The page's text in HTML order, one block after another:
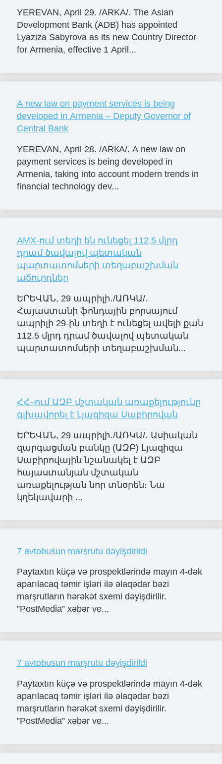
YEREVAN, April 29. /ARKA/. The Asian
Development Bank (ADB) has appointed
Lyaziza Sabyrova as its new Country Director
for Armenia, effective 1 April...
A new law on payment services is being
developed in Armenia – Deputy Governor of
Central Bank
YEREVAN, April 28. /ARКА/. A new law on
payment services is being developed in
Armenia, taking into account modern trends in
financial technology dev...
AMX-ում տեղի են ունեցել 112,5 մլրդ
դրամ ծավալով պետական
պարտատոմսերի տեղաբաշխման
աճուրդներ
ԵՐԵՎԱՆ, 29 ապրիլի․/ԱՌԿԱ/․
Հայաստանի ֆոնդային բորսայում
ապրիլի 29-ին տեղի է ունեցել ավելի քան
112.5 մլրդ դրամ ծավալով պետական
պարտատոմսերի տեղաբաշխման...
ՀՀ–ում ԱԶԲ մշտական առաքելությունը
գլխավորել է Լյազիզա Սաբիրովան
ԵՐԵՎԱՆ, 29 ապրիլի․/ԱՌԿԱ/․ Ասիական
զարգացման բանկը (ԱԶԲ) Լյազիզա
Սաբիրովային նշանակել է ԱԶԲ
հայաստանյան մշտական
առաքելության նոր տնօրեն։ Նա
կղեկավարի ...
7 avtobusun marşrutu dəyişdirildi
Paytaxtın küçə və prospektlərində mayın 4-dək
aparılacaq təmir işləri ilə əlaqədar bəzi
marşrutların hərəkət sxemi dəyişdirilir.
”PostMedia” xəbər ve...
7 avtobusun marşrutu dəyişdirildi
Paytaxtın küçə və prospektlərində mayın 4-dək
aparılacaq təmir işləri ilə əlaqədar bəzi
marşrutların hərəkət sxemi dəyişdirilir.
”PostMedia” xəbər ve...